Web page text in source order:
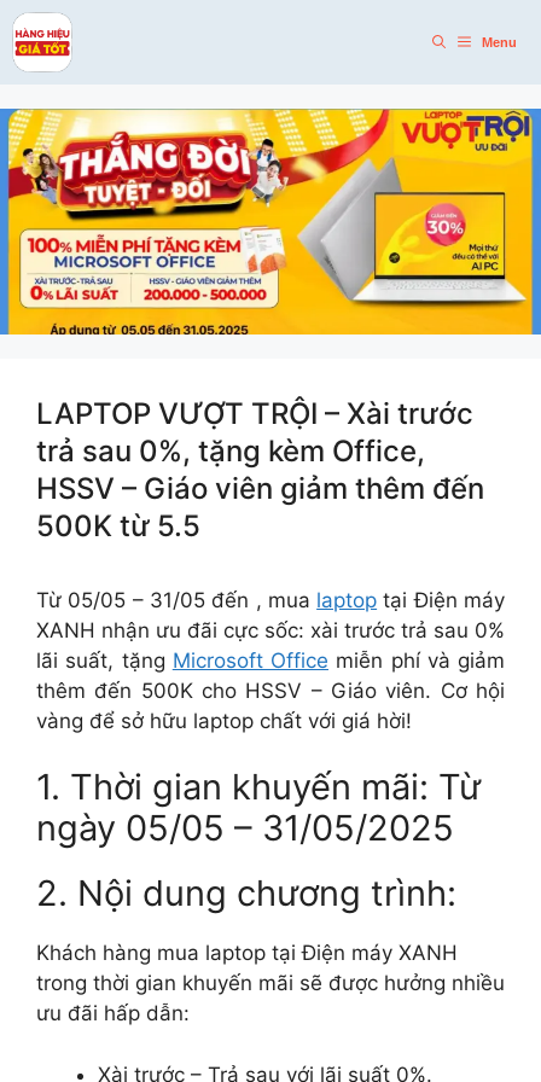
Skip
to
content
Menu
LAPTOP VƯỢT TRỘI – Xài trước
trả sau 0%, tặng kèm Office,
HSSV – Giáo viên giảm thêm đến
500K từ 5.5
Từ 05/05 – 31/05 đến , mua laptop tại Điện máy
XANH nhận ưu đãi cực sốc: xài trước trả sau 0%
lãi suất, tặng Microsoft Office miễn phí và giảm
thêm đến 500K cho HSSV – Giáo viên. Cơ hội
vàng để sở hữu laptop chất với giá hời!
1. Thời gian khuyến mãi: Từ
ngày 05/05 – 31/05/2025
2. Nội dung chương trình:
Khách hàng mua laptop tại Điện máy XANH
trong thời gian khuyến mãi sẽ được hưởng nhiều
ưu đãi hấp dẫn:
Xài trước – Trả sau với lãi suất 0%.